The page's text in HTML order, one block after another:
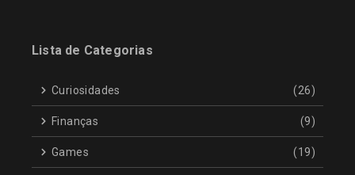
Lista de Categorias
Curiosidades (26)
Finanças (9)
Games (19)